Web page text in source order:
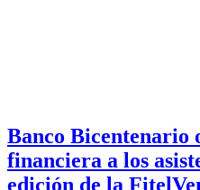
Banco Bicentenario
financiera a los
edición de la